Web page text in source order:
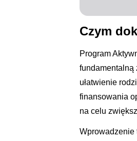
Czym
Program
fundamentalną
ułatwienie
finansowania
na celu
Wprowadzenie